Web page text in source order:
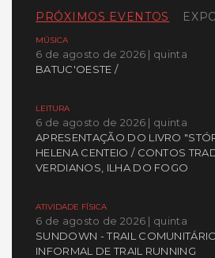
PRÓXIMOS EVENTOS
MÚSICA
6 de agosto de 2026 | quinta
BATUC'OESTE /
LEITURA
6 de agosto de 2026 | quinta
APRESENTAÇÃO DO LIVRO
HELENA CENTEIO / CONTOS
VERDIANOS, ILHA DO FOGO
ATIVIDADE FÍSICA
6 de agosto de 2026 | quinta
SUNDOWN - TRAIL
INFORMAL DE TRAIL RUNNING